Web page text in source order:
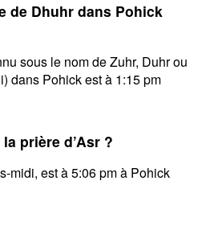
de Dhuhr dans Pohick
sous le nom de Zuhr, Duhr ou
dans Pohick est à 1:15 pm
prière d’Asr ?
midi, est à 5:06 pm à Pohick